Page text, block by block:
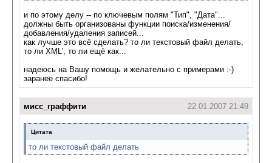
и по этому делу -- по ключевым полям "Тип", "Дата"...
должны быть организованы функции поиска/изменения/
добавления/удаления записей...
как лучше это всё сделать? то ли текстовый файл делать,
то ли XML', то ли ещё как...
надеюсь на Вашу помощь и желательно с примерами :-)
заранее спасибо!
мисс_граффити 22.01.2007 21:49
Цитата
то ли текстовый файл делать